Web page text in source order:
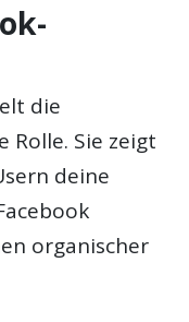
die
Rolle. Sie zeigt
deine
organischer